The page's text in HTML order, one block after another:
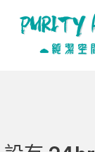
content